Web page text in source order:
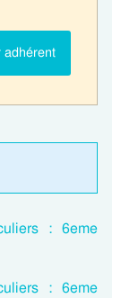
: 6eme
: 6eme